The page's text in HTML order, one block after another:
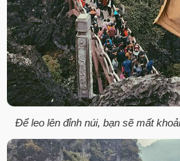
Để leo lên đỉnh núi, bạn sẽ mất